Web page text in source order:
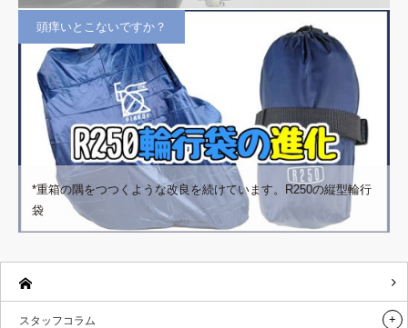
頭痒いとこないですか？
*重箱の隅をつつくような改良を続けています。R250の縦型輪行
袋
スタッフコラム